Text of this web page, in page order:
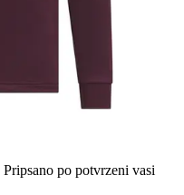
Pripsano po potvrzeni vasi